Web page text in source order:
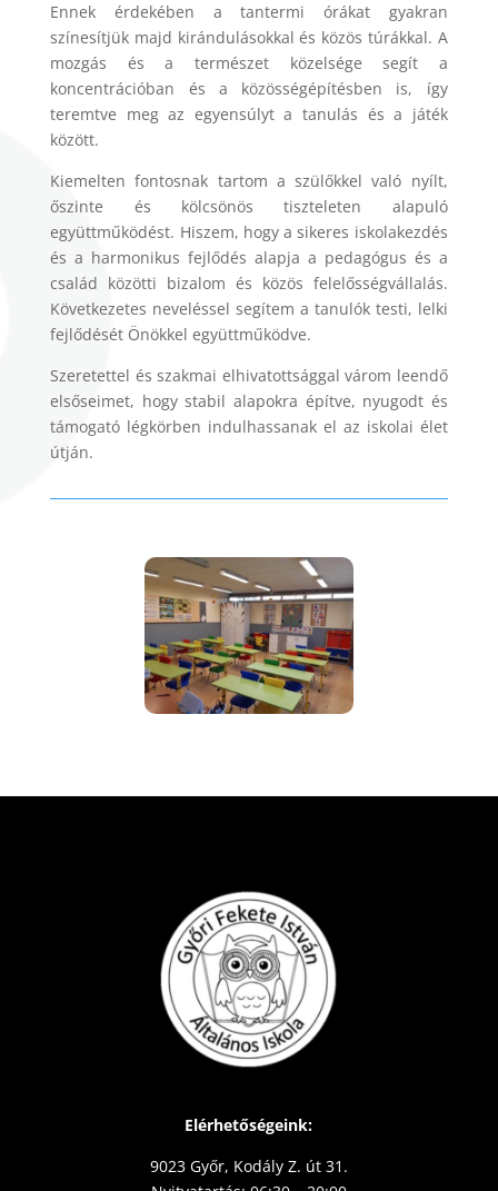
Ennek érdekében a tantermi órákat gyakran
színesítjük majd kirándulásokkal és közös túrákkal. A
mozgás és a természet közelsége segít a
koncentrációban és a közösségépítésben is, így
teremtve meg az egyensúlyt a tanulás és a játék
között.
Kiemelten fontosnak tartom a szülőkkel való nyílt,
őszinte és kölcsönös tiszteleten alapuló
együttműködést. Hiszem, hogy a sikeres iskolakezdés
és a harmonikus fejlődés alapja a pedagógus és a
család közötti bizalom és közös felelősségvállalás.
Következetes neveléssel segítem a tanulók testi, lelki
fejlődését Önökkel együttműködve.
Szeretettel és szakmai elhivatottsággal várom leendő
elsőseimet, hogy stabil alapokra építve, nyugodt és
támogató légkörben indulhassanak el az iskolai élet
útján.
Elérhetőségeink:
9023 Győr, Kodály Z. út 31.